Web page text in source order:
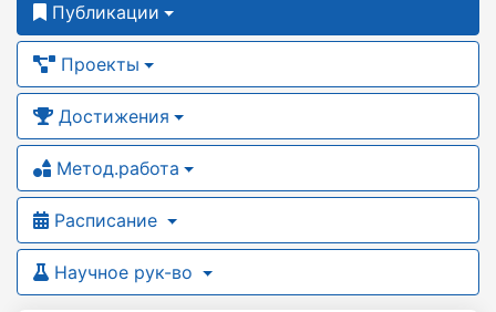
Публикации
Проекты
Достижения
Метод.работа
Расписание
Научное рук-во